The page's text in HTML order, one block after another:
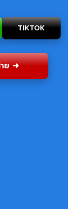
TIKTOK
ย ➜